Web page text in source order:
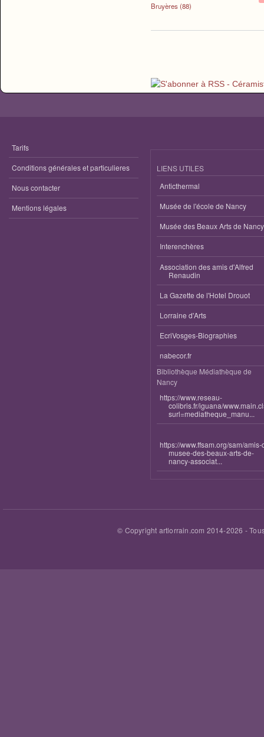
Bruyères (88)
Tarifs
Conditions générales et particulieres
Nous contacter
Mentions légales
LIENS UTILES
Anticthermal
Musée de l'école de Nancy
Musée des Beaux Arts de Nancy
Interenchères
Association des amis d'Alfred
Renaudin
La Gazette de l'Hotel Drouot
Lorraine d'Arts
EcriVosges-Biographies
nabecor.fr
Bibliothèque Médiathèque de
Nancy
https://www.reseau-
colibris.fr/iguana/
surl=mediatheque_manu...
https://www.ffsam.org/sam/amis-
musee-des-beaux-arts-de-
nancy-associat...
© Copyright artlorrain.com 2014-2026 -